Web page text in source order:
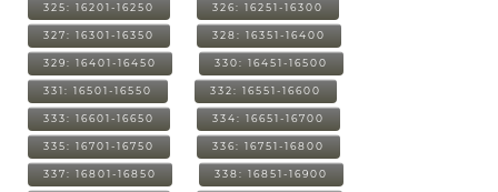
325: 16201-16250 326: 16251-16300
327: 16301-16350 328: 16351-16400
329: 16401-16450 330: 16451-16500
331: 16501-16550 332: 16551-16600
333: 16601-16650 334: 16651-16700
335: 16701-16750 336: 16751-16800
337: 16801-16850 338: 16851-16900